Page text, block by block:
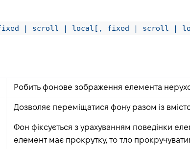
fixed | scroll | local[, fixed | scroll |
Робить фонове зображення елемента
Дозволяє переміщатися фону разом із
Фон фіксується з урахуванням поведінки
елемент має прокрутку, то тло